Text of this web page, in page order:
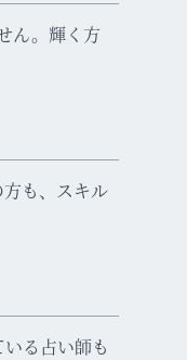
ん。輝く方
も、スキル
る占い師も